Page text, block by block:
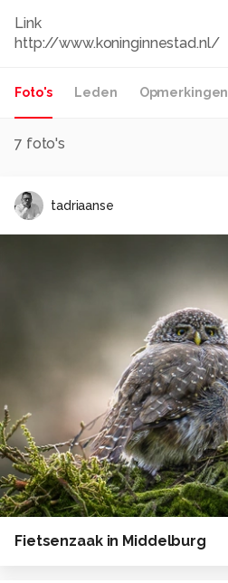
Link
http://www.koninginnestad.nl/
Foto's Leden Opmerkingen
7 foto's
tadriaanse
Fietsenzaak in Middelburg